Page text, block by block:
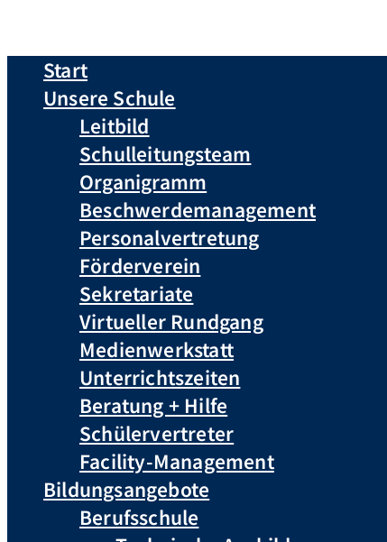
Start
Unsere Schule
Leitbild
Schulleitungsteam
Organigramm
Beschwerdemanagement
Personalvertretung
Förderverein
Sekretariate
Virtueller Rundgang
Medienwerkstatt
Unterrichtszeiten
Beratung + Hilfe
Schülervertreter
Facility-Management
Bildungsangebote
Berufsschule